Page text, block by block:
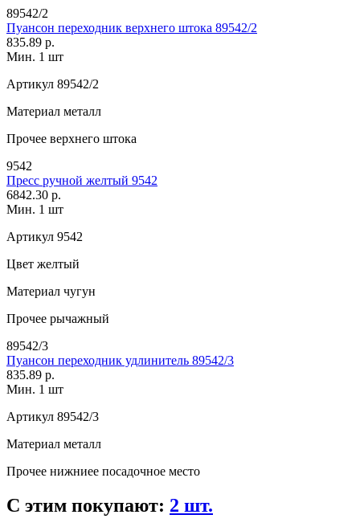
89542/2
Пуансон переходник верхнего штока 89542/2
835.89 р.
Мин. 1 шт
Артикул 89542/2
Материал металл
Прочее верхнего штока
9542
Пресс ручной желтый 9542
6842.30 р.
Мин. 1 шт
Артикул 9542
Цвет желтый
Материал чугун
Прочее рычажный
89542/3
Пуансон переходник удлинитель 89542/3
835.89 р.
Мин. 1 шт
Артикул 89542/3
Материал металл
Прочее нижниее посадочное место
С этим покупают: 2 шт.